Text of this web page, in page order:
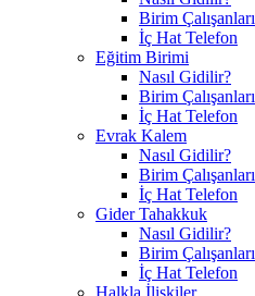
Birim Çalışanları
İç Hat Telefon
Eğitim Birimi
Nasıl Gidilir?
Birim Çalışanları
İç Hat Telefon
Evrak Kalem
Nasıl Gidilir?
Birim Çalışanları
İç Hat Telefon
Gider Tahakkuk
Nasıl Gidilir?
Birim Çalışanları
İç Hat Telefon
Halkla İlişkiler